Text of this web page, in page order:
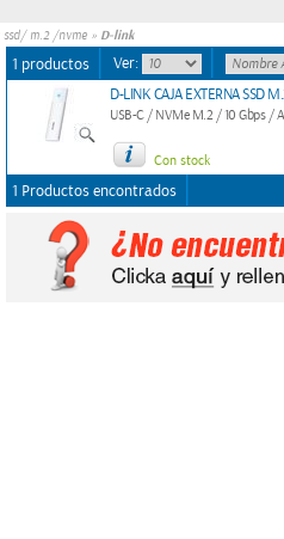
ssd/ m.2 /nvme » D-link
1 productos Ver:
D-LINK CAJA EXTERNA SSD
USB-C / NVMe M.2 / 10 Gbps /
Con stock
1 Productos encontrados